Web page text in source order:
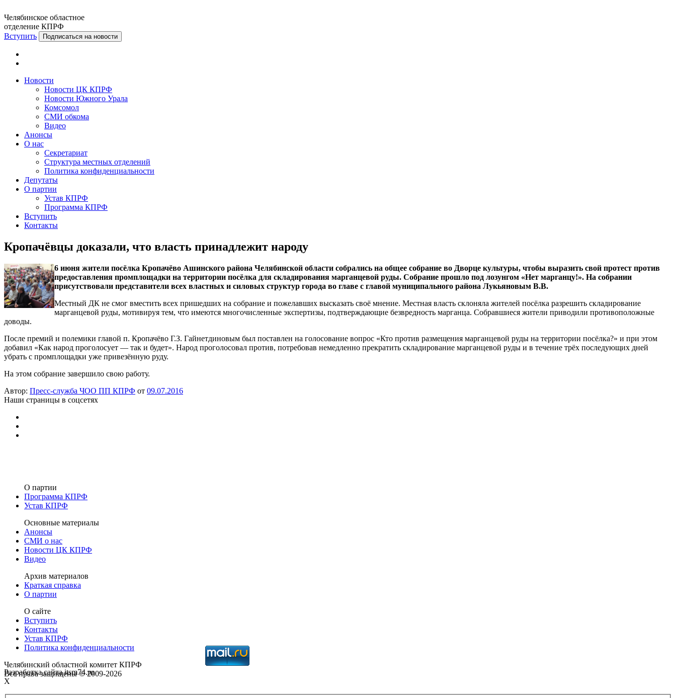
Челябинское областное
отделение КПРФ
Вступить
Подписаться на новости
Новости
Новости ЦК КПРФ
Новости Южного Урала
Комсомол
СМИ обкома
Видео
Анонсы
О нас
Секретариат
Структура местных отделений
Политика конфиденциальности
Депутаты
О партии
Устав КПРФ
Программа КПРФ
Вступить
Контакты
Кропачёвцы доказали, что власть принадлежит народу
6 июня жители посёлка Кропачёво Ашинского района Челябинской области собрались на общее собрание во Дворце культуры, чтобы выразить свой протест против
предоставления промплощадки на территории посёлка для складирования марганцевой руды. Собрание прошло под лозунгом «Нет марганцу!». На собрании
присутствовали представители всех властных и силовых структур города во главе с главой муниципального района Лукьяновым В.В.
Местный ДК не смог вместить всех пришедших на собрание и пожелавших высказать своё мнение. Местная власть склоняла жителей посёлка разрешить складирование
марганцевой руды, мотивируя тем, что имеются многочисленные экспертизы, подтверждающие безвредность марганца. Собравшиеся жители приводили противоположные
доводы.
После премий и полемики главой п. Кропачёво Г.З. Гайнетдиновым был поставлен на голосование вопрос «Кто против размещения марганцевой руды на территории посёлка?» и при этом
добавил «Как народ проголосует — так и будет». Народ проголосовал против, потребовав немедленно прекратить складирование марганцевой руды и в течение трёх последующих дней
убрать с промплощадки уже привезённую руду.
На этом собрание завершило свою работу.
Автор: Пресс-служба ЧОО ПП КПРФ от 09.07.2016
Наши страницы в соцсетях
О партии
Программа КПРФ
Устав КПРФ
Основные материалы
Анонсы
СМИ о нас
Новости ЦК КПРФ
Видео
Архив материалов
Краткая справка
О партии
О сайте
Вступить
Контакты
Устав КПРФ
Политика конфиденциальности
Челябинский областной комитет КПРФ
Все права защищены © 2009-2026
Разработка сайта itsm74.ru
X